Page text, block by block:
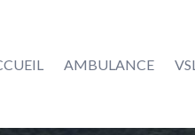
AMBULANCE VSL